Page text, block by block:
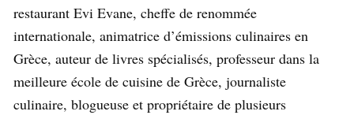
restaurant Evi Evane, cheffe de renommée
internationale, animatrice d’émissions culinaires en
Grèce, auteur de livres spécialisés, professeur dans la
meilleure école de cuisine de Grèce, journaliste
culinaire, blogueuse et propriétaire de plusieurs